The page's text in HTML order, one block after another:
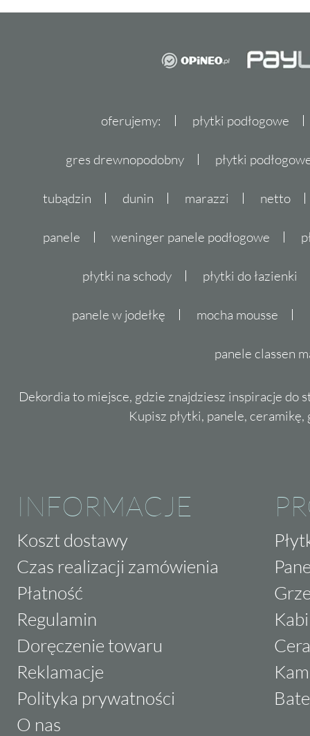
oferujemy: płytki podłogowe
gres drewnopodobny płytki
tubądzin dunin marazzi netto
panele weninger panele podłogowe
płytki na schody płytki do łazienki
panele w jodełkę mocha mousse
panele classen
Dekordia to miejsce, gdzie znajdziesz inspiracje do
Kupisz płytki, panele,
INFORMACJE
Koszt dostawy
Czas realizacji zamówienia
Płatność
Regulamin
Doręczenie towaru
Reklamacje
Polityka prywatności
O nas